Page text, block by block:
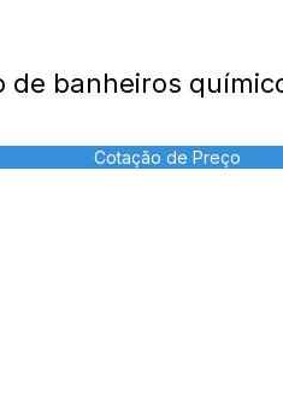
de banheiros
Cotação de Preço